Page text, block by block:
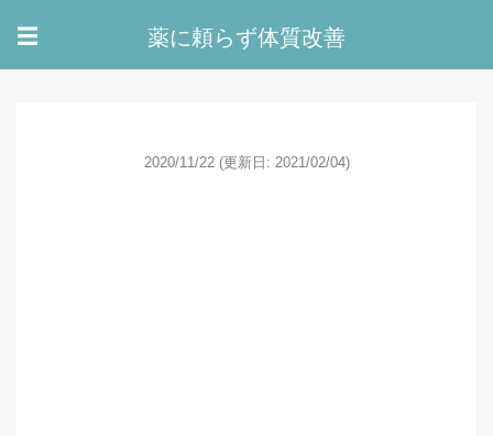
☰ 薬に頼らず体質改善
2020/11/22 (更新日: 2021/02/04)